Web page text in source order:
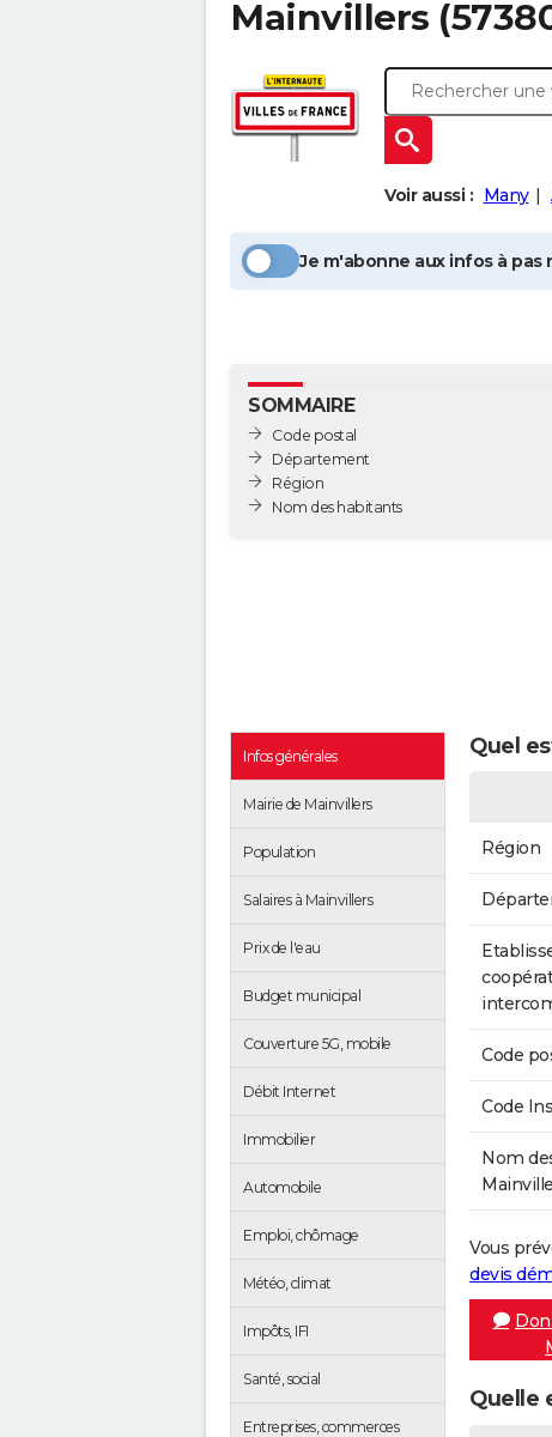
Mainvillers
Voir aussi : Many
Je m'abonne aux infos à pas
SOMMAIRE
Code postal
Département
Région
Nom des habitants
Infos générales
Mairie de Mainvillers
Population
Salaires à Mainvillers
Prix de l'eau
Budget municipal
Couverture 5G, mobile
Débit Internet
Immobilier
Automobile
Emploi, chômage
Météo, climat
Impôts, IFI
Santé, social
Entreprises, commerces
Quel
Région
Code
Code
Nom
Vous
devis
Quelle